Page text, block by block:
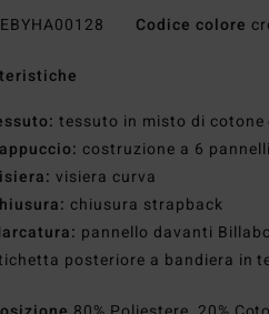
EBYHA00128 Codice colore
tessuto in misto di cotone
costruzione a 6 pannelli
visiera curva
chiusura strapback
pannello davanti
posteriore a bandiera in